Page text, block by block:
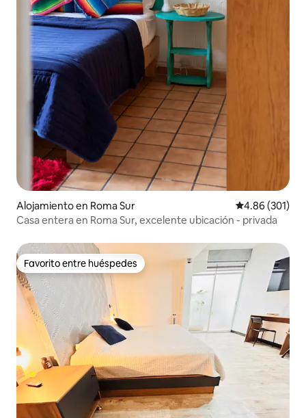
Alojamiento en Roma Sur Calificación
4.86 (301)
Casa entera en Roma Sur, excelente ubicación - privada
Favorito entre huéspedes
Favorito entre huéspedes